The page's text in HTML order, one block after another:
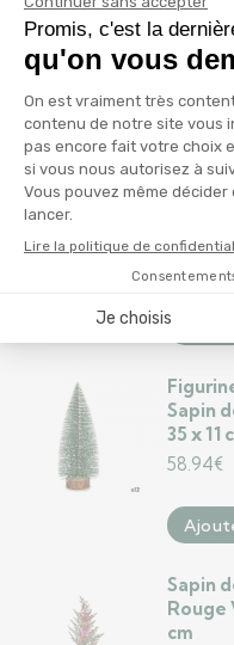
Sapin
€
263.99
€
Sapin
35 x 11
58.94€
Sapin
Rouge
cm